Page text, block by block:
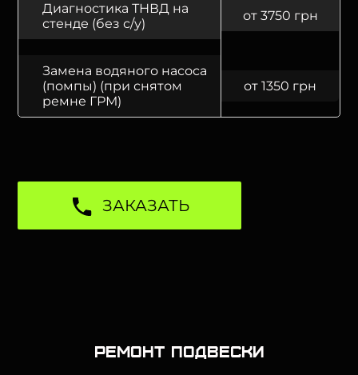
Диагностика ТНВД на
стенде (без с/у)
от 3750 грн
Замена водяного насоса
(помпы) (при снятом
ремне ГРМ)
от 1350 грн
ЗАКАЗАТЬ
Ремонт подвески